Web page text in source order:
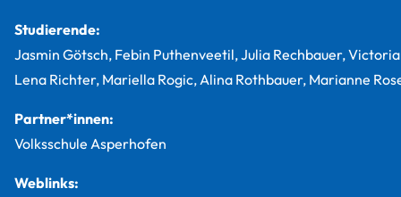
Studierende:
Jasmin Götsch, Febin Puthenveetil, Julia Rechbauer,
Lena Richter, Mariella Rogic, Alina Rothbauer, Marianne
Partner*innen:
Volksschule Asperhofen
Weblinks: